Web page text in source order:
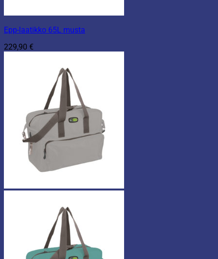
Epp-laatikko 65L musta
229,90 €